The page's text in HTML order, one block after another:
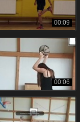
00:09
00:06